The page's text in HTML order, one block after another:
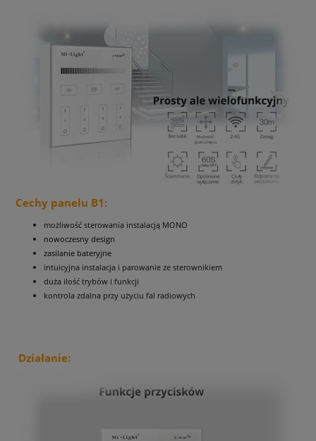
Cechy panelu B1:
możliwość sterowania instalacją MONO
nowoczesny design
zasilanie bateryjne
intuicyjna instalacja i parowanie ze sterownikiem
duża ilość trybów i funkcji
kontrola zdalna przy użyciu fal radiowych
Działanie: